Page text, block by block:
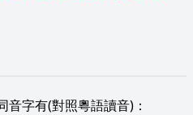
音字有(對照粵語讀音)：